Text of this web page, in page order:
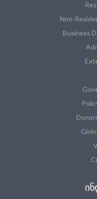
Non-
Business